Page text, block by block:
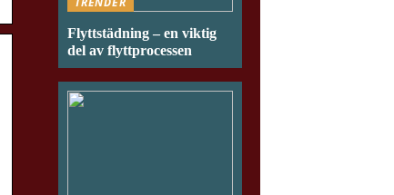
Flyttstädning – en viktig
del av flyttprocessen